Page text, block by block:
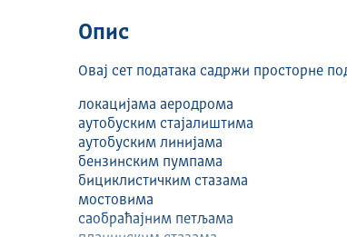
Опис
Овај сет података садржи просторне
локацијама аеродрома
аутобуским стајалиштима
аутобуским линијама
бензинским пумпама
бициклистичким стазама
мостовима
саобраћајним петљама